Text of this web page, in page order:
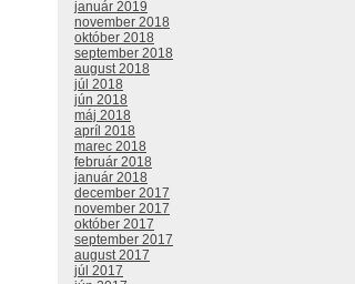
január 2019
november 2018
október 2018
september 2018
august 2018
júl 2018
jún 2018
máj 2018
apríl 2018
marec 2018
február 2018
január 2018
december 2017
november 2017
október 2017
september 2017
august 2017
júl 2017